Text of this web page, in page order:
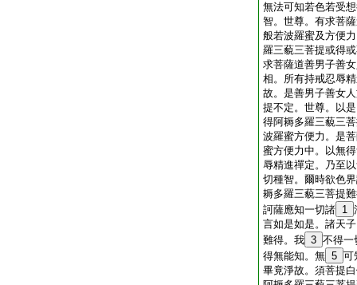
無法可知若色若受
智。世尊。有求菩
般若波羅蜜及方便
羅三藐三菩提或得
求菩薩道善男子善
相。所有持戒忍辱
故。是善男子善女
提不定。世尊。以
得阿耨多羅三藐三
波羅蜜方便力。是
蜜方便力中。以無
辱精進禪定。乃至
切種智。爾時欲色
耨多羅三藐三菩提
訶薩應知一切諸 1
言如是如是。諸天
難得。我 3 不得一
得無能知。無 5 可
畢竟淨故。須菩提